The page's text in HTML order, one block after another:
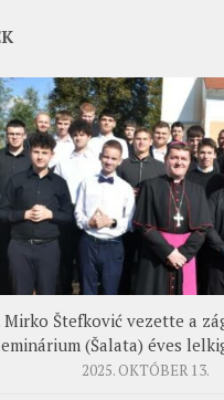
Mirko Štefković vezette a
(Šalata) éves
2025. OKTÓBER 13.